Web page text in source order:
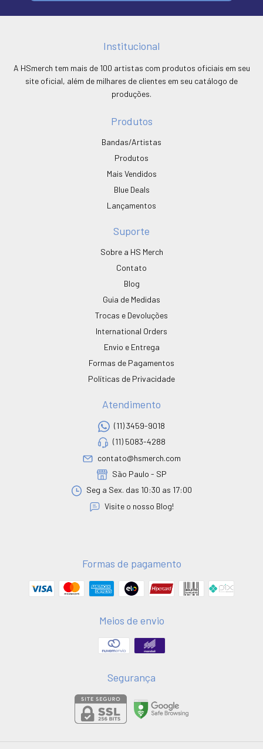
Institucional
A HSmerch tem mais de 100 artistas com produtos oficiais em seu
site oficial, além de milhares de clientes em seu catálogo de
produções.
Produtos
Bandas/Artistas
Produtos
Mais Vendidos
Blue Deals
Lançamentos
Suporte
Sobre a HS Merch
Contato
Blog
Guia de Medidas
Trocas e Devoluções
International Orders
Envio e Entrega
Formas de Pagamentos
Políticas de Privacidade
Atendimento
(11) 3459-9018
(11) 5083-4288
contato@hsmerch.com
São Paulo - SP
Seg a Sex. das 10:30 as 17:00
Visite o nosso Blog!
Formas de pagamento
Meios de envio
Segurança